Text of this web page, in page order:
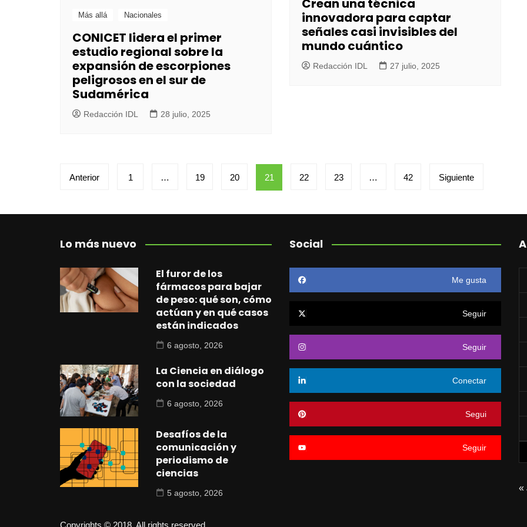
Más allá Nacionales
CONICET lidera el primer
estudio regional sobre la
expansión de escorpiones
peligrosos en el sur de
Sudamérica
Redacción IDL 28 julio, 2025
innovadora para captar
señales casi invisibles del
mundo cuántico
Redacción IDL 27 julio, 2025
Paginación
entradas
Anterior 1 … 19 20 21 22 23 … 42 Siguiente
Lo más nuevo
El furor de los
fármacos para bajar
de peso: qué son, cómo
actúan y en qué casos
están indicados
6 agosto, 2026
La Ciencia en diálogo
con la sociedad
6 agosto, 2026
Desafíos de la
comunicación y
periodismo de
ciencias
5 agosto, 2026
Social
Me gusta
Seguir
Seguir
Conectar
Segui
Seguir
«